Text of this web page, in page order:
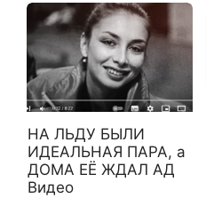
НА ЛЬДУ БЫЛИ
ИДЕАЛЬНАЯ ПАРА, а
ДОМА ЕЁ ЖДАЛ АД
Видео